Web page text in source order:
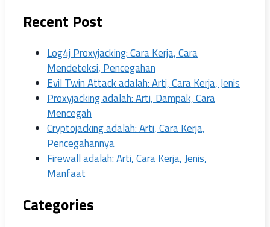
Recent Post
Log4j Proxyjacking: Cara Kerja, Cara
Mendeteksi, Pencegahan
Evil Twin Attack adalah: Arti, Cara Kerja, Jenis
Proxyjacking adalah: Arti, Dampak, Cara
Mencegah
Cryptojacking adalah: Arti, Cara Kerja,
Pencegahannya
Firewall adalah: Arti, Cara Kerja, Jenis,
Manfaat
Categories